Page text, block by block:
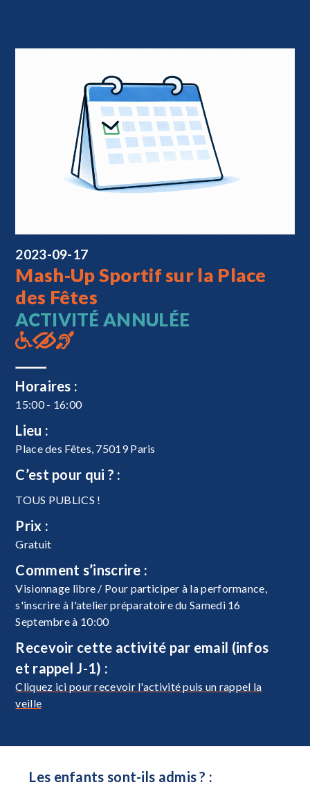
2023-09-17
Mash-Up Sportif sur la Place
des Fêtes
ACTIVITÉ ANNULÉE
Horaires :
15:00 - 16:00
Lieu :
Place des Fêtes, 75019 Paris
C’est pour qui ? :
TOUS PUBLICS !
Prix :
Gratuit
Comment s’inscrire :
Visionnage libre / Pour participer à la performance,
s'inscrire à l'atelier préparatoire du Samedi 16
Septembre à 10:00
Recevoir cette activité par email (infos
et rappel J-1) :
Cliquez ici pour recevoir l'activité puis un rappel la
veille
Les enfants sont-ils admis ? :